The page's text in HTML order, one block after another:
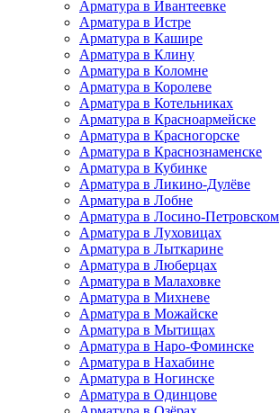
Арматура в Ивантеевке
Арматура в Истре
Арматура в Кашире
Арматура в Клину
Арматура в Коломне
Арматура в Королеве
Арматура в Котельниках
Арматура в Красноармейске
Арматура в Красногорске
Арматура в Краснознаменске
Арматура в Кубинке
Арматура в Ликино-Дулёве
Арматура в Лобне
Арматура в Лосино-Петровском
Арматура в Луховицах
Арматура в Лыткарине
Арматура в Люберцах
Арматура в Малаховке
Арматура в Михневе
Арматура в Можайске
Арматура в Мытищах
Арматура в Наро-Фоминске
Арматура в Нахабине
Арматура в Ногинске
Арматура в Одинцове